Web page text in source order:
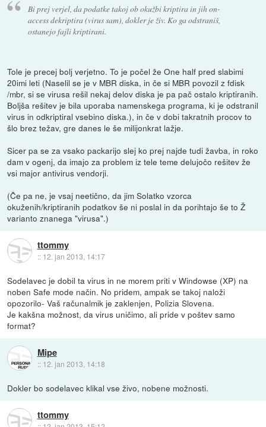
Bi prej verjel, da podatke takoj ob okužbi kriptira in jih on-
access dekriptira (virus sam), dokler je živ. Ko ga odstraniš,
ostanejo fajli kriptirani.
Tole je precej bolj verjetno. To je počel že One half pred slabimi
20imi leti (Naselil se je v MBR diska, in če si MBR povozil z fdisk
/mbr, si se virusa rešil nekaj delov diska je pa pač ostalo kriptiranih.
Boljša rešitev je bila uporaba namenskega programa, ki je odstranil
virus in odkriptiral vsebino diska.), in če v dobi takratnih procov to
šlo brez težav, gre danes le še milijonkrat lažje.
Sicer pa se za vsako packarijo slej ko prej najde tudi žavba, in roko
dam v ogenj, da imajo za problem iz tele teme delujočo rešitev že
vsi major antivirus vendorji.
(Če pa ne, je vsaj neetično, da jim Solatko vzorca
okuženih/kriptiranih podatkov še ni poslal in da porihtajo še to Ž
varianto znanega "virusa".)
ttommy
:: 12. jan 2013, 14:17
Sodelavec je dobil ta virus in ne morem priti v Windowse (XP) na
noben Safe mode način. No pridem, ampak se takoj naloži
opozorilo- Vaš računalmik je zaklenjen, Polizia Slovena.
Je kakšna možnost, da virus uničimo, ali pride v poštev samo
format?
Mipe
:: 12. jan 2013, 14:18
Dokler bo sodelavec klikal vse živo, nobene možnosti.
ttommy